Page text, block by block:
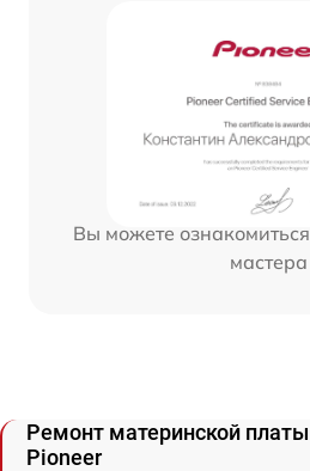
Вы можете
мастера
Ремонт материнской
Pioneer